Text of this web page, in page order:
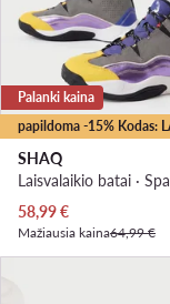
papildoma -15% Kodas:
Palanki kaina
SHAQ
Laisvalaikio batai ·
Dabartinė kaina
58,99€
Mažiausia kaina64,99 €